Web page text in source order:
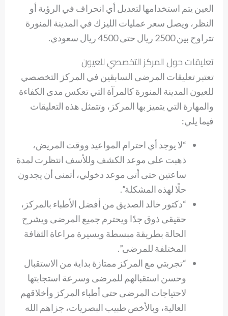
العين يتم استخدامها لتعديل أي انحراف في الرؤية أو
النظر، ويصل سعر عمليات الليزك في المدينة المنورة
تتراوح بين 2500 ريال حتى 4500 ريال سعودي.
تعليقات حول المركز التخصصي للعيون
تعتبر تعليقات المرضى السابقين في المركز التخصصي
للعيون المدينة المنورة كالمرآة التي تعكس مدى الكفاءة
والمهارة التي يتميز بها المركز، وتتمثل هذه التعليقات
فيما يلي:
“لا يوجد أي احترام المواعيد ووقت المريض،
ذهبت على موعد الكشف وللأسف انتظرت لمدة
ساعتين حتى أتى موعد دخولي، أتمنى أن يجدون
حلًا لهذه المشكلة”.
“دكتور خالد الصديق من أفضل الأطباء بالمركز،
حقيقي ذوق جدًا ويحترم جميع المرضى ويشرح
الحالة بطريقة مبسطة ويسيرة مراعاة الثقافة
المختلفة للمرضى”.
“تجربتي مع المركز ممتازة بداية من الاستقبال
وحسن استقبالهم للمرضى وسرعة استجابتها
لاحتياجات المرضى حتى أطباء المركز وأخلاقهم
العالية، وبالأخص طبيب البصريات، جزاهم الله